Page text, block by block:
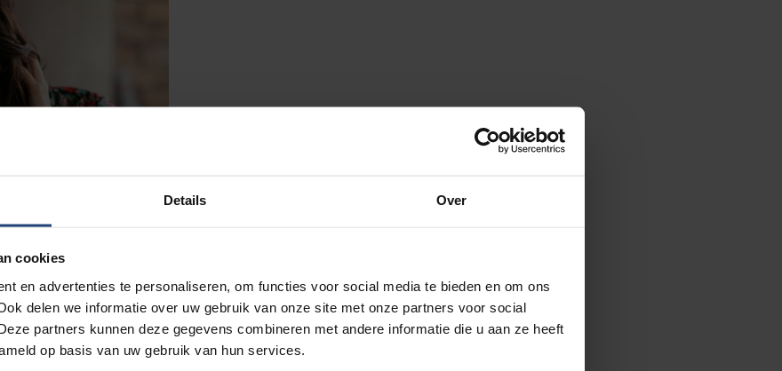
Details Over
cookies
en advertenties te personaliseren, om functies voor social media te bieden en om ons
delen we informatie over uw gebruik van onze site met onze partners voor social
partners kunnen deze gegevens combineren met andere informatie die u aan ze heeft
op basis van uw gebruik van hun services.